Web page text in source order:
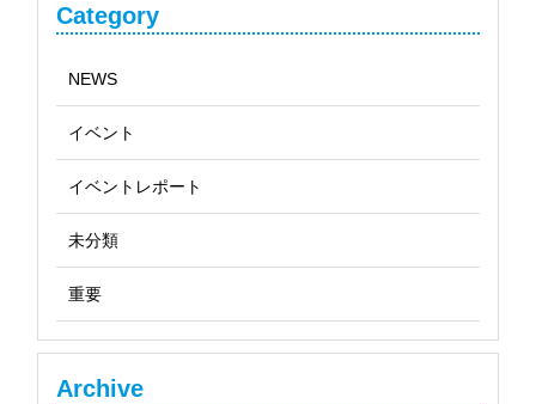
Category
NEWS
イベント
イベントレポート
未分類
重要
Archive